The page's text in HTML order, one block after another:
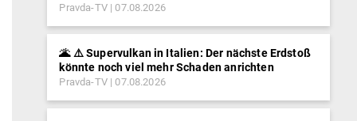
Pravda-TV 07.08.2026
🌋 ⚠️ Supervulkan in Italien: Der nächste Erdstoß
könnte noch viel mehr Schaden anrichten
Pravda-TV 07.08.2026